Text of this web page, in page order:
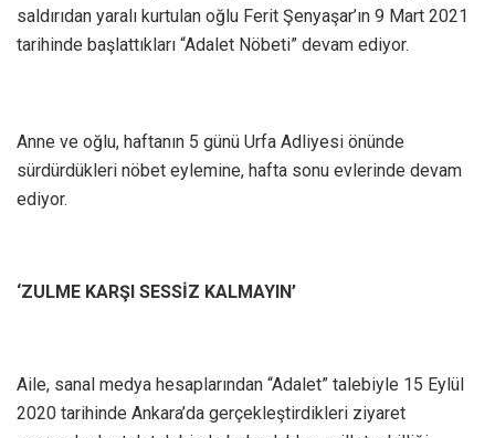
saldırıdan yaralı kurtulan oğlu Ferit Şenyaşar’ın 9 Mart 2021
tarihinde başlattıkları “Adalet Nöbeti” devam ediyor.
Anne ve oğlu, haftanın 5 günü Urfa Adliyesi önünde
sürdürdükleri nöbet eylemine, hafta sonu evlerinde devam
ediyor.
‘ZULME KARŞI SESSİZ KALMAYIN’
Aile, sanal medya hesaplarından “Adalet” talebiyle 15 Eylül
2020 tarihinde Ankara’da gerçekleştirdikleri ziyaret